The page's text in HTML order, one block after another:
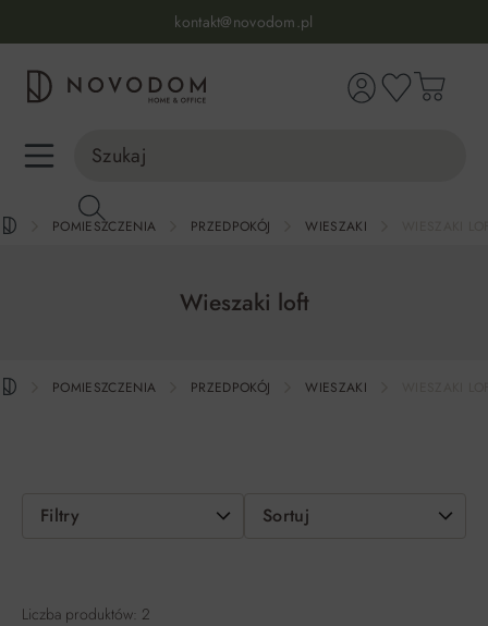
kontakt@novodom.pl
Dostawa z wniesieniem
30 dni na zwrot lub wymianę
98% zadowolonych klientów
POMIESZCZENIA PRZEDPOKÓJ WIESZAKI
Wieszaki loft
POMIESZCZENIA PRZEDPOKÓJ WIESZAKI
Filtry Sortuj
Liczba produktów: 2